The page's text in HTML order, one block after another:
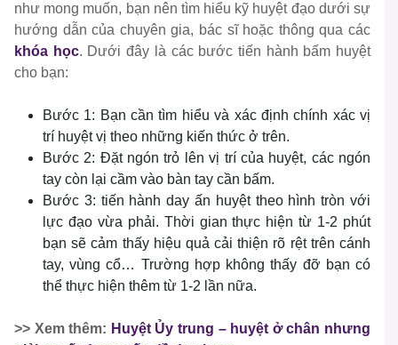
như mong muốn, bạn nên tìm hiểu kỹ huyệt đạo dưới sự
hướng dẫn của chuyên gia, bác sĩ hoặc thông qua các
khóa học. Dưới đây là các bước tiến hành bấm huyệt
cho bạn:
Bước 1: Bạn cần tìm hiểu và xác định chính xác vị
trí huyệt vị theo những kiến thức ở trên.
Bước 2: Đặt ngón trỏ lên vị trí của huyệt, các ngón
tay còn lại cầm vào bàn tay cần bấm.
Bước 3: tiến hành day ấn huyệt theo hình tròn với
lực đạo vừa phải. Thời gian thực hiện từ 1-2 phút
bạn sẽ cảm thấy hiệu quả cải thiện rõ rệt trên cánh
tay, vùng cổ… Trường hợp không thấy đỡ bạn có
thể thực hiện thêm từ 1-2 lần nữa.
>> Xem thêm: Huyệt Ủy trung – huyệt ở chân nhưng